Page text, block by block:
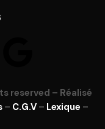
reserved – Réalisé
– C.G.V – Lexique –